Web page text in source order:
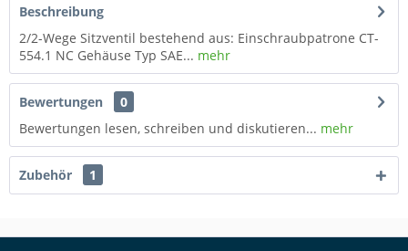
Beschreibung
2/2-Wege Sitzventil bestehend aus: Einschraubpatrone CT-
554.1 NC Gehäuse Typ SAE... mehr
Bewertungen
0
Bewertungen lesen, schreiben und diskutieren... mehr
Zubehör 1